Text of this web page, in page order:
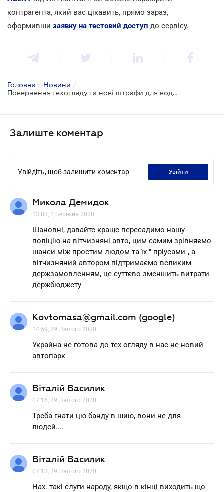
контрагента, який вас цікавить, прямо зараз,
оформивши заявку на тестовий доступ до сервісу.
Головна / Новини /
Повернення техогляду та нові штрафи для водіїв: оприлюднено проект
Залиште коментар
Увійдіть, щоб залишити коментар увійти
Микола Демидок
13.03, 1 Березня 2020
Шановні, давайте краще пересадимо нашу
поліцію на вітчизняні авто, цим самим зрівняємо
шанси між простим людом та їх " пріусами", а
вітчизняний автором підтримаємо великим
держзамовленням, це суттєво зменшить витрати
держбюджету
Kovtomasa@gmail.com (google)
14.59, 29 Лютого 2020
Украйна не готова до тех огляду в нас не новий
автопарк
Віталій Василик
07.16, 29 Лютого 2020
Треба гнати цю банду в шию, вони не для
людей....
Віталій Василик
07.13, 29 Лютого 2020
Нах. такі слуги народу, якщо в кінці виходить що